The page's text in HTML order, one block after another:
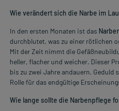
Wie verändert sich die Narbe im
In den ersten Monaten ist das
durchblutet, was zu einer rötlichen
Mit der Zeit nimmt die
heller, flacher und weicher. Dieser
bis zu zwei Jahre andauern.
Rolle für das endgültige
Wie lange sollte die Narbenpflege